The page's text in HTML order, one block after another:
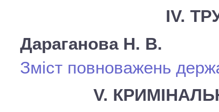
ІV.
Дараганова Н. В.
Зміст повноважень
V.